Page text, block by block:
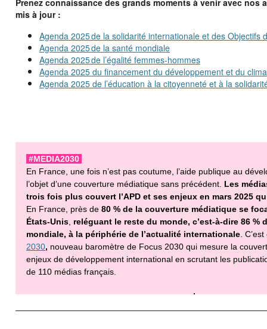
mis à jour :
Agenda 2025 de la solidarité internationale et des Objectifs
Agenda 2025de la santé mondiale
Agenda 2025de l’égalité femmes-hommes
Agenda 2025 du financement du développement et du
Agenda 2025 de l’éducation à la citoyenneté et à la
#MEDIA2030
En France, une fois n’est pas coutume, l’aide publique au
l’objet d’une couverture médiatique sans précédent. Les
trois fois plus couvert l’APD et ses enjeux en mars 2025
En France, près de 80 % de la couverture médiatique se
États-Unis reléguant le reste du monde, c’est-à-dire 86 %
mondiale, à la périphérie de l’actualité internationale .
2030, nouveau baromètre de Focus 2030 qui mesure la
enjeux de développement international en scrutant les
de 110 médias français.